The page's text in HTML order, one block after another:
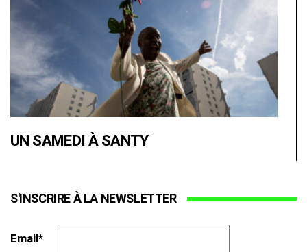
UN SAMEDI À SANTY
S'INSCRIRE À LA NEWSLETTER
Email*